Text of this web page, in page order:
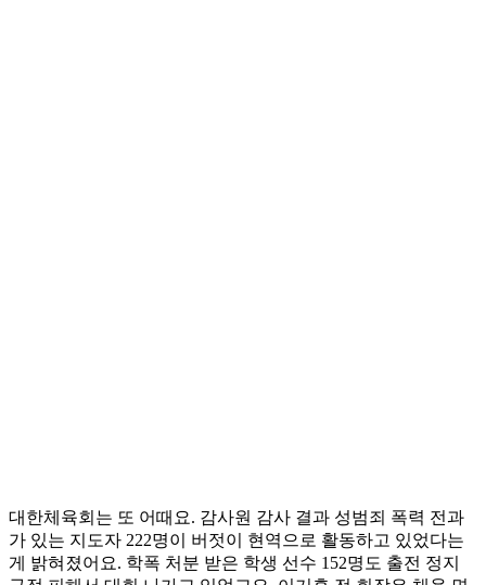
대한체육회는 또 어때요. 감사원 감사 결과 성범죄 폭력 전과
가 있는 지도자 222명이 버젓이 현역으로 활동하고 있었다는
게 밝혀졌어요. 학폭 처분 받은 학생 선수 152명도 출전 정지